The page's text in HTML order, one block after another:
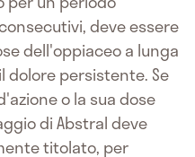
deve essere
dell'oppiaceo a lunga
dolore persistente. Se
o la sua dose
di Abstral deve
titolato, per